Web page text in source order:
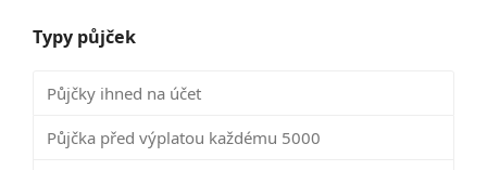
Typy půjček
Půjčky ihned na účet
Půjčka před výplatou každému 5000